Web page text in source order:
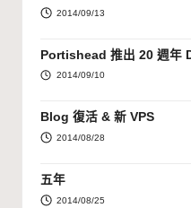
2014/09/13
Portishead 推出 20 週年
2014/09/10
Blog 復活 & 新 VPS
2014/08/28
五年
2014/08/25